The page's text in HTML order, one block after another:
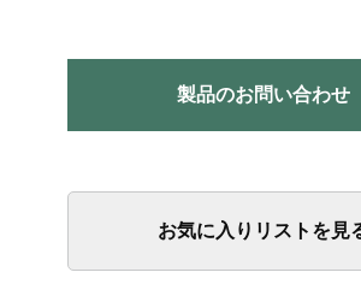
製品のお問い合わせ
お気に入りリストを見